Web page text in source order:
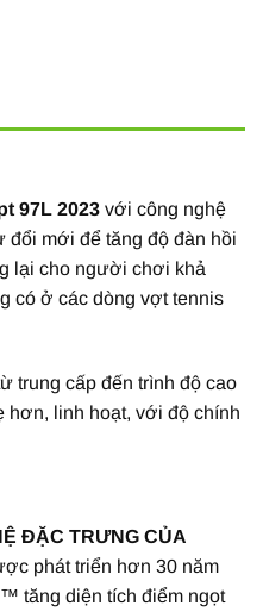
97L 2023 với công nghệ
mới để tăng độ đàn hồi
lại cho người chơi khả
có ở các dòng vợt tennis
trung cấp đến trình độ cao
hơn, linh hoạt, với độ chính
ĐẶC TRƯNG CỦA
phát triển hơn 30 năm
tăng diện tích điểm ngọt